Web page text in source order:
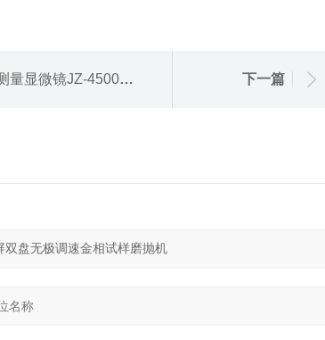
镜JZ-4500系列 便携式 下一篇